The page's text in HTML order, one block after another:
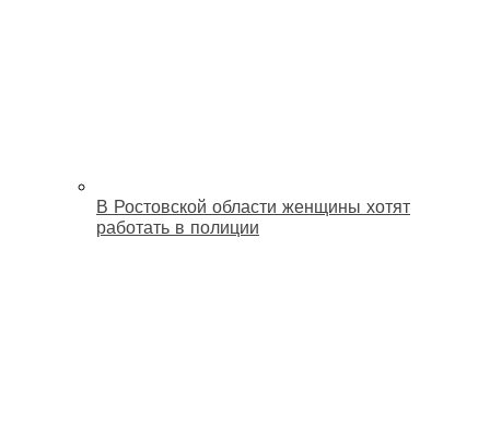
В Ростовской области женщины хотят
работать в полиции